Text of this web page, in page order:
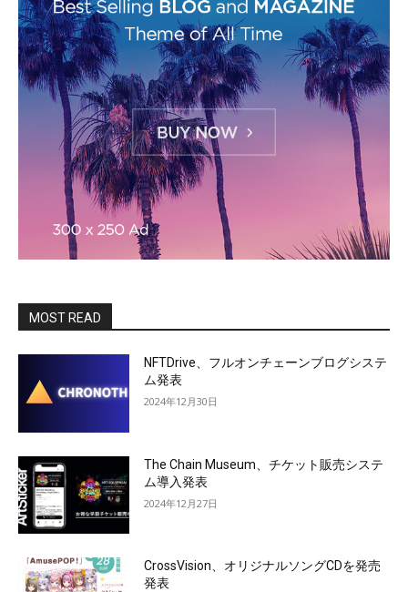
MOST READ
NFTDrive、フルオンチェーンブログシステ
ム発表
2024年12月30日
The Chain Museum、チケット販売システ
ム導入発表
2024年12月27日
CrossVision、オリジナルソングCDを発売
発表